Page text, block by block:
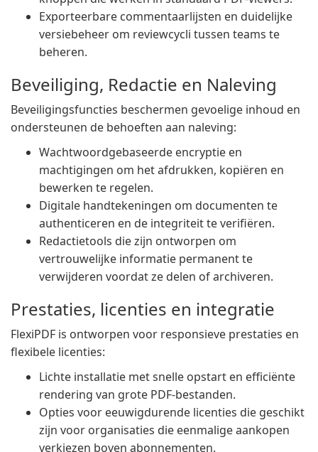
Exporteerbare commentaarlijsten en duidelijke
versiebeheer om reviewcycli tussen teams te
beheren.
Beveiliging, Redactie en Naleving
Beveiligingsfuncties beschermen gevoelige inhoud en
ondersteunen de behoeften aan naleving:
Wachtwoordgebaseerde encryptie en
machtigingen om het afdrukken, kopiëren en
bewerken te regelen.
Digitale handtekeningen om documenten te
authenticeren en de integriteit te verifiëren.
Redactietools die zijn ontworpen om
vertrouwelijke informatie permanent te
verwijderen voordat ze delen of archiveren.
Prestaties, licenties en integratie
FlexiPDF is ontworpen voor responsieve prestaties en
flexibele licenties:
Lichte installatie met snelle opstart en efficiënte
rendering van grote PDF-bestanden.
Opties voor eeuwigdurende licenties die geschikt
zijn voor organisaties die eenmalige aankopen
verkiezen boven abonnementen.